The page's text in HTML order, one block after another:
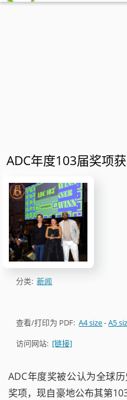
ADC年度103届奖项
分类:新闻
查看/打印为 PDF:A4 size-A5
访问网站: [链接]
ADC年度奖被公认为全球
奖项，现自豪地公布其第